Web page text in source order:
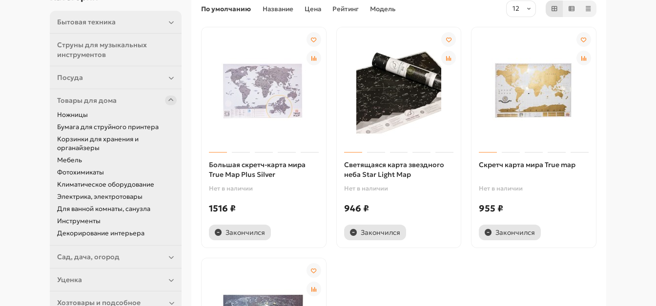
Бытовая техника
Струны для музыкальных
инструментов
Посуда
Товары для дома
Ножницы
Бумага для струйного принтера
Корзинки для хранения и
органайзеры
Мебель
Фотохимикаты
Климатическое оборудование
Электрика, электротовары
Для ванной комнаты, санузла
Инструменты
Декорирование интерьера
Сад, дача, огород
Уценка
Хозтовары и подсобное
По умолчанию Название Цена Рейтинг Модель
Большая скретч-карта мира
True Map Plus Silver
Нет в наличии
1516 ₽
Закончился
Светящаяся карта звездного
неба Star Light Map
Нет в наличии
946 ₽
Закончился
Скретч карта мира True map
Нет в наличии
955 ₽
Закончился